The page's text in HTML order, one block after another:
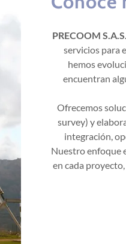
PRECOOM S.A.S.
servicios para
hemos
encuentran
Ofrecemos
survey) y
integración,
Nuestro enfoque
en cada